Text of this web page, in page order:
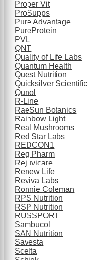
Proper Vit
ProSupps
Pure Advantage
PureProtein
PVL
QNT
Quality of Life Labs
Quantum Health
Quest Nutrition
Quicksilver Scientific
Qunol
R-Line
RaeSun Botanics
Rainbow Light
Real Mushrooms
Red Star Labs
REDCON1
Reg Pharm
Rejuvicare
Renew Life
Reviva Labs
Ronnie Coleman
RPS Nutrition
RSP Nutrition
RUSSPORT
Sambucol
SAN Nutrition
Savesta
Scelta